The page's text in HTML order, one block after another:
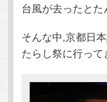
台風が去ったとた
そんな中,京都日
たらし祭に行って